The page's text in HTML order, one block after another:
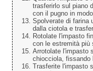
trasferirlo sul piano
con il pugno in
Spolverate di farina
dalla ciotola e
Rotolate l'impasto
con le estremità più
Arrotolate l'impasto
chiocciola, fissando
Trasferite l'impasto